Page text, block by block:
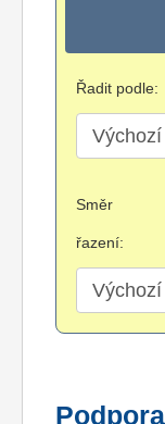
Řadit podle:
Směr
řazení: